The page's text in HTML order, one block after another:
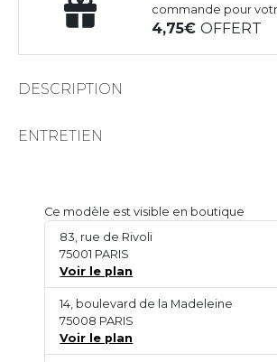
commande pour
4,75OFFERT
DESCRIPTION
ENTRETIEN
Ce modèle est visible en boutique
83, rue de Rivoli
75001 PARIS
Voir le plan
14, boulevard de la Madeleine
75008 PARIS
Voir le plan